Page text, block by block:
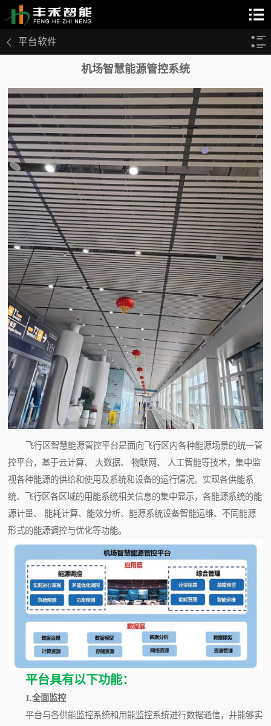
平台软件
机场智慧能源管控系统
飞行区智慧能源管控平台是面向飞行区内各种能源场景的统一管
控平台，基于云计算、 大数据、 物联网、 人工智能等技术，集中监
视各种能源的供给和使用及系统和设备的运行情况。实现各供能系
统、飞行区各区域的用能系统相关信息的集中显示，各能源系统的能
源计量、 能耗计算、能效分析、能源系统设备智能运维、不同能源
形式的能源调控与优化等功能。
平台具有以下功能：
1.全面监控
平台与各供能监控系统和用能监控系统进行数据通信，并能够实